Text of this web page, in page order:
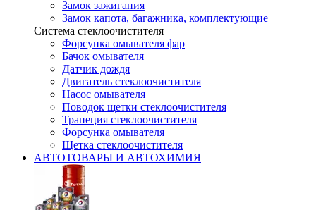
Замок зажигания
Замок капота, багажника, комплектующие
Система стеклоочистителя
Форсунка омывателя фар
Бачок омывателя
Датчик дождя
Двигатель стеклоочистителя
Насос омывателя
Поводок щетки стеклоочистителя
Трапеция стеклоочистителя
Форсунка омывателя
Щетка стеклоочистителя
АВТОТОВАРЫ И АВТОХИМИЯ